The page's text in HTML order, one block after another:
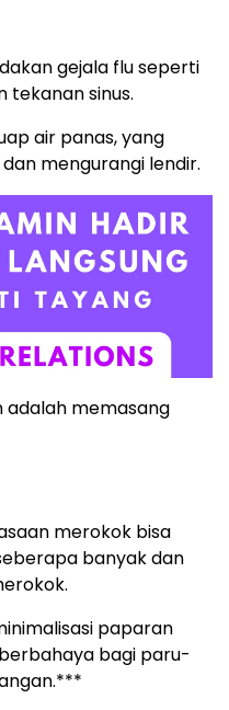
gejala flu seperti
tekanan sinus.
air panas, yang
mengurangi lendir.
adalah memasang
merokok bisa
banyak dan
paparan
bagi paru-